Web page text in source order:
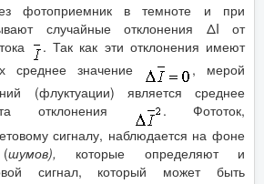
фотоприемник в темноте и при
случайные отклонения ΔI от
. Так как эти отклонения имеют
среднее значение
, мерой
(флуктуации) является среднее
отклонения
. Фототок,
сигналу, наблюдается на фоне
шумов), которые определяют и
сигнал, который может быть